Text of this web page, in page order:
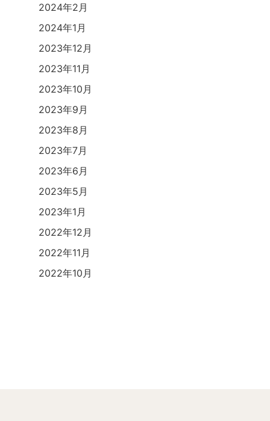
2024年2月
2024年1月
2023年12月
2023年11月
2023年10月
2023年9月
2023年8月
2023年7月
2023年6月
2023年5月
2023年1月
2022年12月
2022年11月
2022年10月